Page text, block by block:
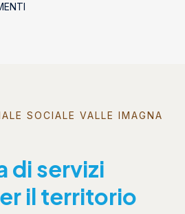
SOCIALE VALLE IMAGNA
di servizi
il territorio